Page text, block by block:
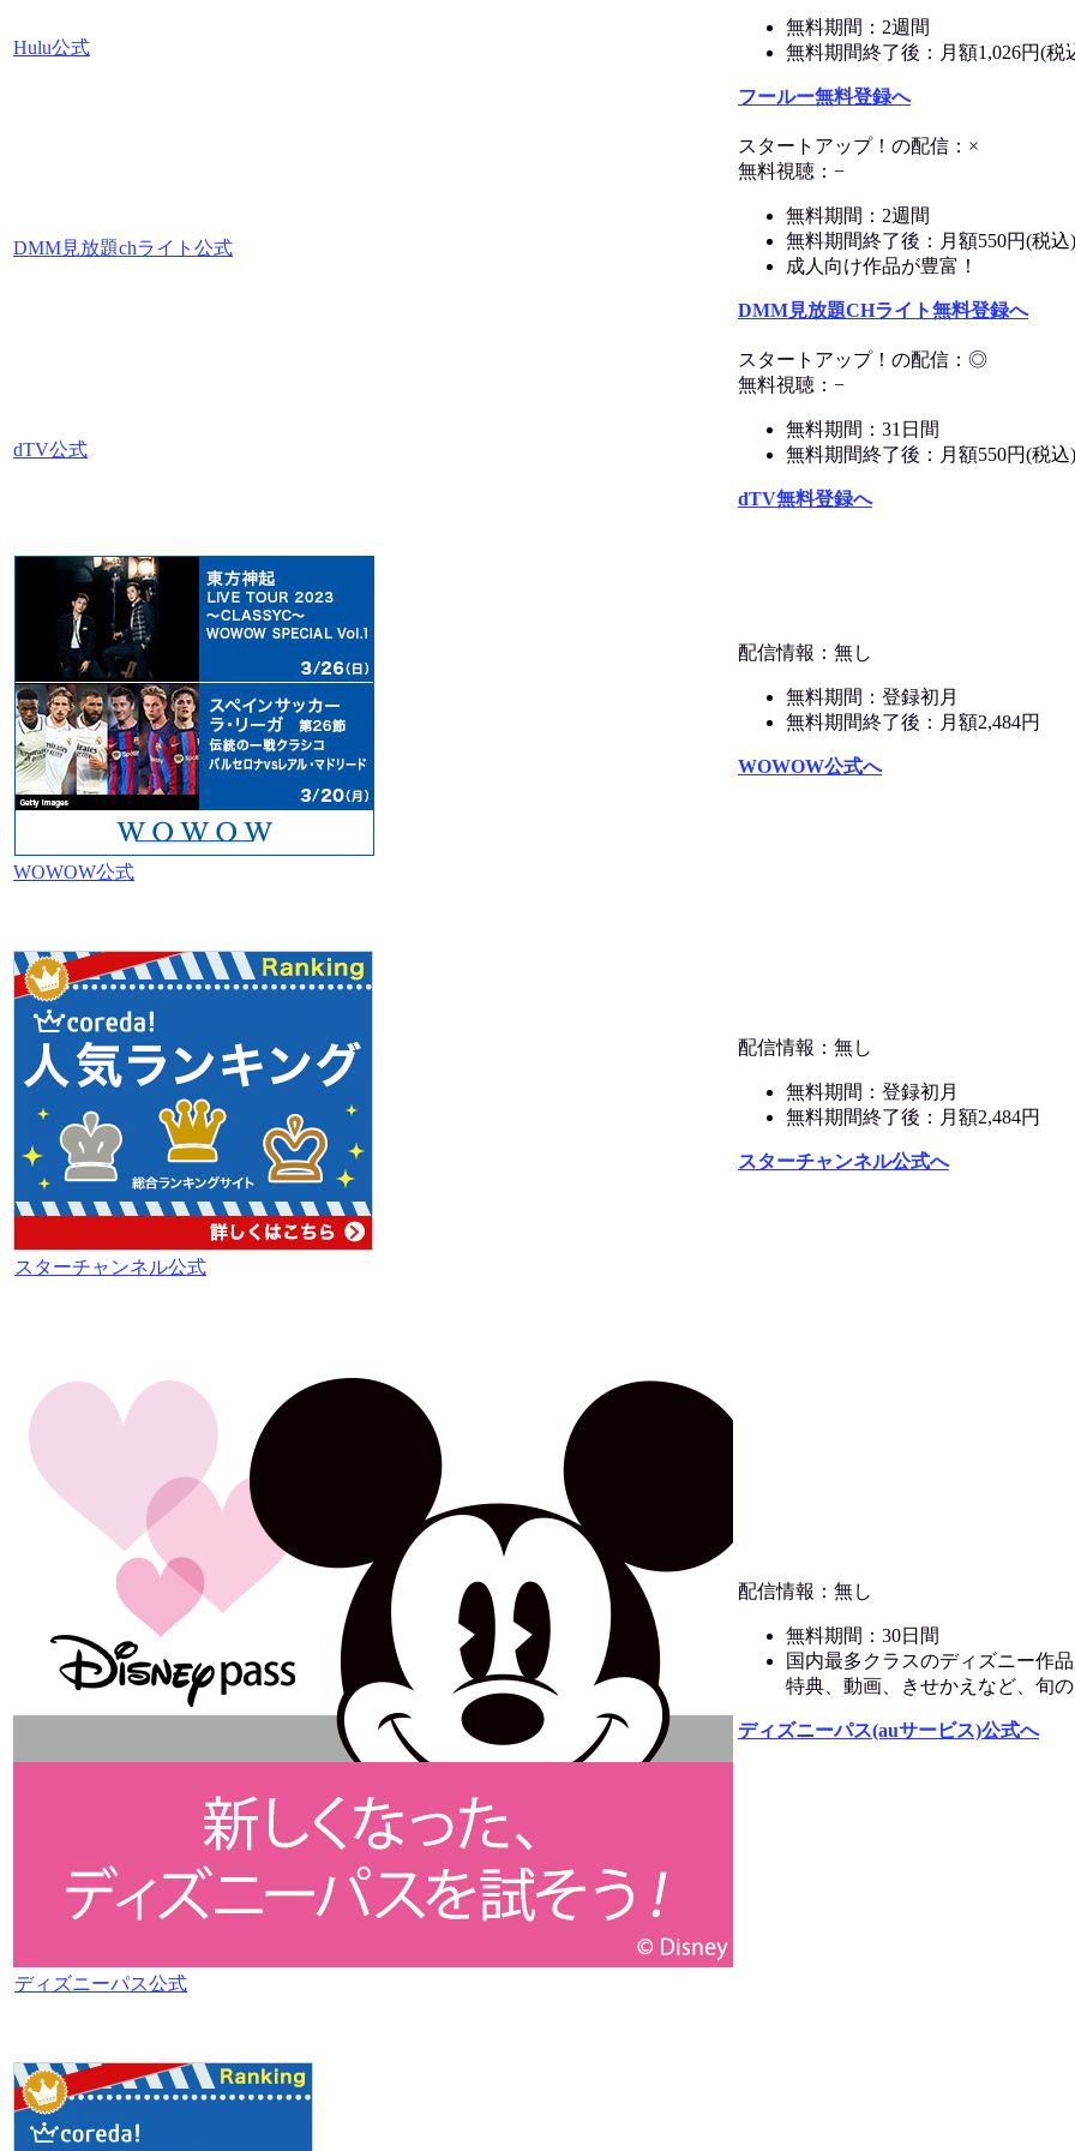
Hulu公式
無料期間：2週間
無料期間終了後：月額1,026円(税
フールー無料登録へ
DMM見放題chライト公式
スタートアップ！の配信：×
無料視聴：−
無料期間：2週間
無料期間終了後：月額550円(税込)
成人向け作品が豊富！
DMM見放題CHライト無料登録へ
dTV公式
スタートアップ！の配信：◎
無料視聴：−
無料期間：31日間
無料期間終了後：月額550円(税込)
dTV無料登録へ
WOWOW公式
配信情報：無し
無料期間：登録初月
無料期間終了後：月額2,484円
WOWOW公式へ
スターチャンネル公式
配信情報：無し
無料期間：登録初月
無料期間終了後：月額2,484円
スターチャンネル公式へ
ディズニーパス公式
配信情報：無し
無料期間：30日間
国内最多クラスのディズニー作
特典、動画、きせかえなど、旬
ディズニーパス(auサービス)公式へ